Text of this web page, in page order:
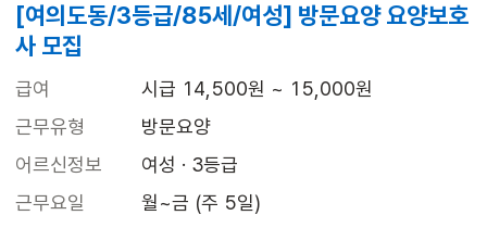
[여의도동/3등급/85세/여성] 방문요양 요양보호
사 모집
급여
시급 14,500원 ~ 15,000원
근무유형
방문요양
어르신정보
여성 · 3등급
근무요일
월~금 (주 5일)